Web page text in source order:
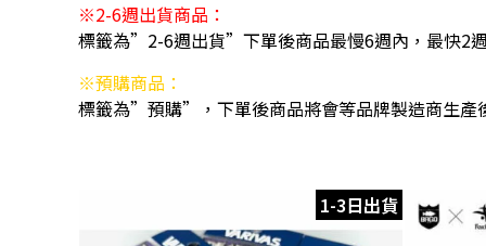
※2-6週出貨商品：
標籤為”2-6週出貨”下單後商品最慢6週內，最快2
※預購商品：
標籤為”預購”，下單後商品將會等品牌製造商生產
1-3日出貨